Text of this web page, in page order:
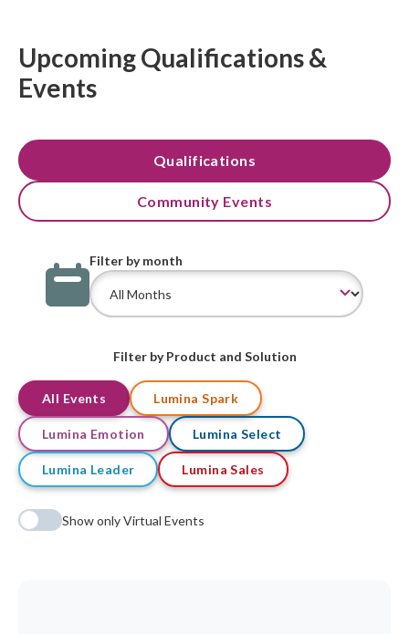
Upcoming Qualifications &
Events
Qualifications
Community Events
Filter by month
Filter by Product and Solution
All Events Lumina Spark
Lumina Emotion Lumina Select
Lumina Leader Lumina Sales
Show only Virtual Events